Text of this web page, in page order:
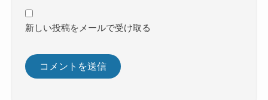
新しい投稿をメールで受け取る